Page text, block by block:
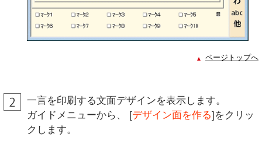
ページトップへ
一言を印刷する文面デザインを表示します。
ガイドメニューから、 [デザイン面を作る]をクリッ
クします。